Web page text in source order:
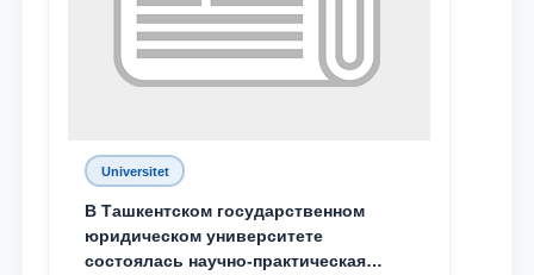
Universitet
В Ташкентском государственном
юридическом университете
состоялась научно-практическая